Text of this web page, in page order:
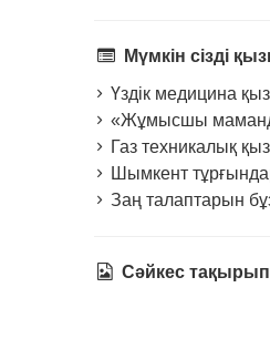
Мүмкін сізді
Үздік медицина
«Жұмысшы
Газ техникалық
Шымкент
Заң талаптарын
Сәйкес